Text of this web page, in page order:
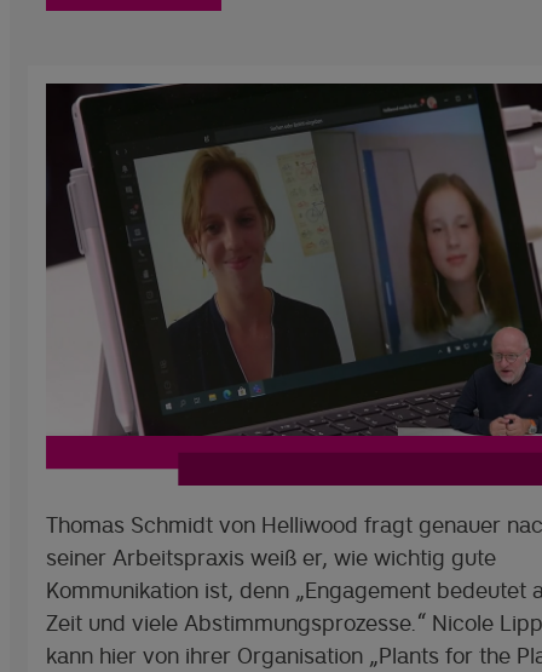
Thomas Schmidt von Helliwood fragt genauer
seiner Arbeitspraxis weiß er, wie wichtig gute
Kommunikation ist, denn „Engagement bedeutet
Zeit und viele Abstimmungsprozesse.“ Nicole
kann hier von ihrer Organisation „Plants for the